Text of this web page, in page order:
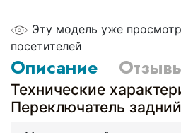
Эту модель уже
посетителей
Описание
Технические
Переключатель